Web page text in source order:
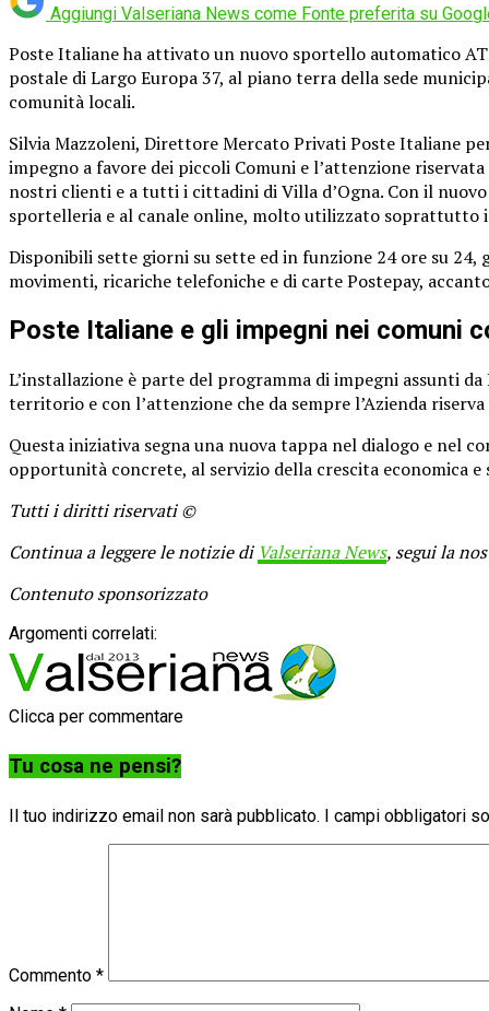
Aggiungi Valseriana News come Fonte preferita su
Poste Italiane ha attivato un nuovo sportello automatico
postale di Largo Europa 37, al piano terra della sede
comunità locali.
Silvia Mazzoleni, Direttore Mercato Privati Poste Italiane
impegno a favore dei piccoli Comuni e l’attenzione
nostri clienti e a tutti i cittadini di Villa d’Ogna. Con il
sportelleria e al canale online, molto utilizzato soprattutto
Disponibili sette giorni su sette ed in funzione 24 ore su
movimenti, ricariche telefoniche e di carte Postepay,
Poste Italiane e gli impegni nei comuni
L’installazione è parte del programma di impegni assunti
territorio e con l’attenzione che da sempre l’Azienda
Questa iniziativa segna una nuova tappa nel dialogo e nel
opportunità concrete, al servizio della crescita economica e
Tutti i diritti riservati ©
Continua a leggere le notizie di Valseriana News, segui la
Contenuto sponsorizzato
Argomenti correlati:
Clicca per commentare
Tu cosa ne pensi?
Il tuo indirizzo email non sarà pubblicato. I campi obbligatori
Commento *